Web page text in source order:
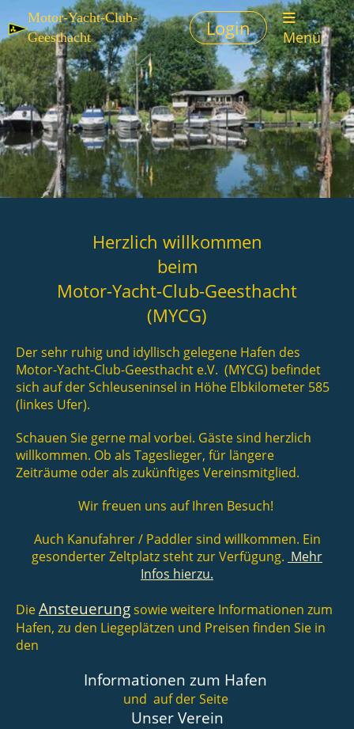
Motor-Yacht-Club-
Geesthacht
Login Menü
Herzlich willkommen
beim
Motor-Yacht-Club-Geesthacht
(MYCG)
Der sehr ruhig und idyllisch gelegene Hafen des
Motor-Yacht-Club-Geesthacht e.V. (MYCG) befindet
sich auf der Schleuseninsel in Höhe Elbkilometer 585
(linkes Ufer).
Schauen Sie gerne mal vorbei. Gäste sind herzlich
willkommen. Ob als Tageslieger, für längere
Zeiträume oder als zukünftiges Vereinsmitglied.
Wir freuen uns auf Ihren Besuch!
Auch Kanufahrer / Paddler sind willkommen. Ein
gesonderter Zeltplatz steht zur Verfügung. Mehr
Infos hierzu.
DieAnsteuerungsowie weitere Informationen zum
Hafen, zu den Liegeplätzen und Preisen finden Sie in
den
Informationen zum Hafen
und auf der Seite
Unser Verein